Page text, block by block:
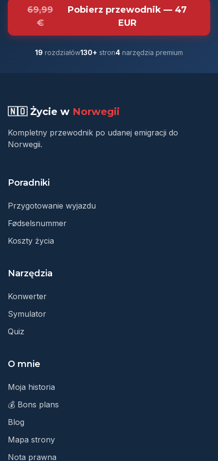
69,99
€
Pobierz przewodnik — 47
EUR
19 rozdziałów130+ stron4 narzędzia premium
🇳🇴 Życie w Norwegii
Kompletny przewodnik po udanej emigracji do
Norwegii.
Poradniki
Przygotowanie wyjazdu
Fødselsnummer
Koszty życia
Narzędzia
Konwerter
Symulator
Quiz
O mnie
Moja historia
💰 Bons plans
Blog
Mapa strony
Nota prawna